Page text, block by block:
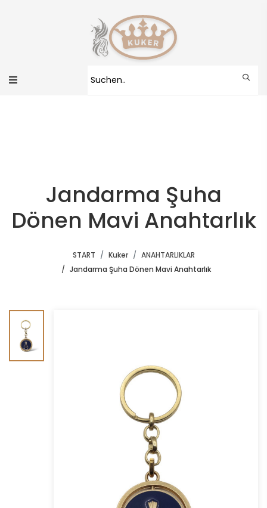
Jandarma Şuha
Dönen Mavi Anahtarlık
START Kuker
ANAHTARLIKLAR
Jandarma Şuha Dönen Mavi Anahtarlık